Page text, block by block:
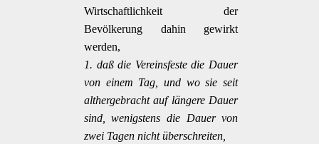
Wirtschaftlichkeit der
Bevölkerung dahin gewirkt
werden,
1. daß die Vereinsfeste die Dauer
von einem Tag, und wo sie seit
althergebracht auf längere Dauer
sind, wenigstens die Dauer von
zwei Tagen nicht überschreiten,